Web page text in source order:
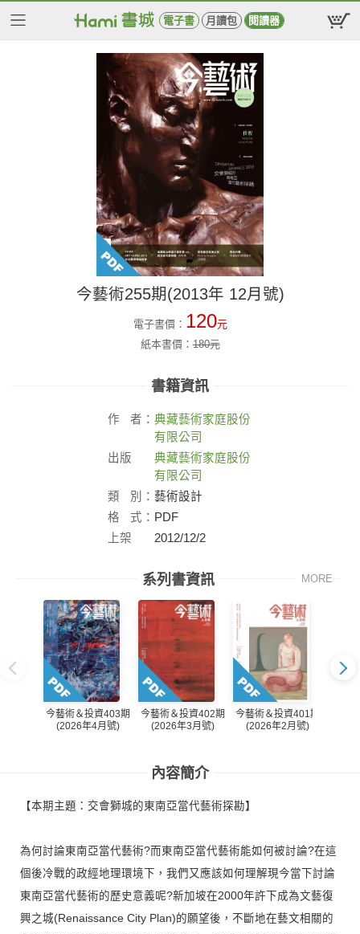
電子書 月讀包 閱讀器
今藝術255期(2013年 12月號)
電子書價： 120元
紙本書價：180元
書籍資訊
作 者： 典藏藝術家庭股份
有限公司
出版
典藏藝術家庭股份
有限公司
類
別： 藝術設計
格
式： PDF
上架
2012/12/2
系列書資訊 MORE
今藝術＆投資403期
(2026年4月號)
今藝術＆投資402期
(2026年3月號)
今藝術＆投資401期
(2026年2月號)
內容簡介
【本期主題：交會獅城的東南亞當代藝術探勘】
為何討論東南亞當代藝術?而東南亞當代藝術能如何被討論?在這
個後冷戰的政經地理環境下，我們又應該如何理解現今當下討論
東南亞當代藝術的歷史意義呢?新加坡在2000年許下成為文藝復
興之城(Renaissance City Plan)的願望後，不斷地在藝文相關的